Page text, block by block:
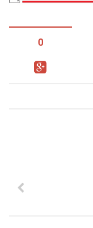
Yusuf Armağan
Hasanali Yıldırım
Leyla Şerif Emin
0